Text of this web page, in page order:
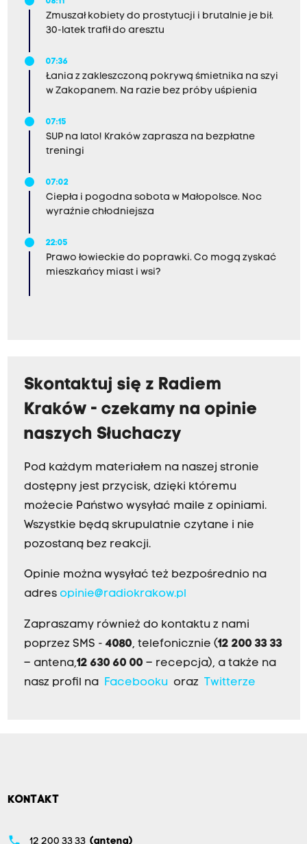
Zmuszał kobiety do prostytucji i brutalnie je bił.
30-latek trafił do aresztu
07:36
Łania z zakleszczoną pokrywą śmietnika na szyi
w Zakopanem. Na razie bez próby uśpienia
07:15
SUP na lato! Kraków zaprasza na bezpłatne
treningi
07:02
Ciepła i pogodna sobota w Małopolsce. Noc
wyraźnie chłodniejsza
22:05
Prawo łowieckie do poprawki. Co mogą zyskać
mieszkańcy miast i wsi?
Skontaktuj się z Radiem
Kraków - czekamy na opinie
naszych Słuchaczy
Pod każdym materiałem na naszej stronie
dostępny jest przycisk, dzięki któremu
możecie Państwo wysyłać maile z opiniami.
Wszystkie będą skrupulatnie czytane i nie
pozostaną bez reakcji.
Opinie można wysyłać też bezpośrednio na
adres opinie@radiokrakow.pl
Zapraszamy również do kontaktu z nami
poprzez SMS - 4080, telefonicznie (12 200 33 33
– antena,12 630 60 00 – recepcja), a także na
nasz profil na
Facebookuoraz Twitterze
KONTAKT
phone 12 200 33 33 (antena)